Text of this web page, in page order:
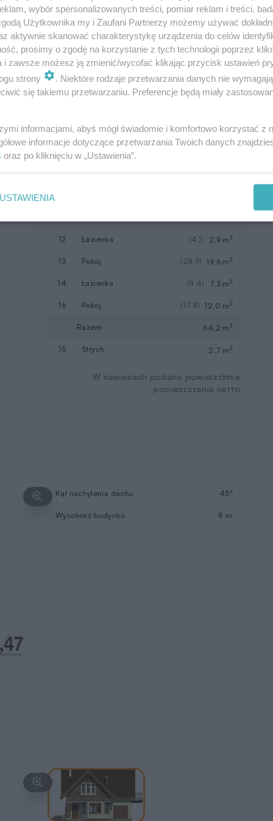
6 kotłownia + pom. gosp. 3,5 m
9 garaż 18,2 m2
W nawiasach podano powierzchnie
pomieszczenia netto
12 łazienka (4,1) 2,9 m2
13 pokój (28,9) 19,6 m2
14 łazienka (8,4) 7,3 m2
16 pokój (17,8) 12,0 m2
Razem 64,2 m2
15 strych 2,7 m2
W nawiasach podano powierzchnie
pomieszczenia netto
Kąt nachylenia dachu 45°
Wysokość budynku 8 m
wybór spersonalizowanych treści, pomiar reklam i treści,
Użytkownika my i Zaufani Partnerzy możemy używać
aktywnie skanować charakterystykę urządzenia do celów
prosimy o zgodę na korzystanie z tych technologii poprzez
i zawsze możesz ją zmienić/wycofać klikając przycisk ustawień
strony
. Niektóre rodzaje przetwarzania danych nie
się takiemu przetwarzaniu. Preferencje będą miały
informacjami, abyś mógł świadomie i komfortowo korzystać z
informacje dotyczące przetwarzania Twoich danych
oraz po kliknięciu w „Ustawienia”.
USTAWIENIA